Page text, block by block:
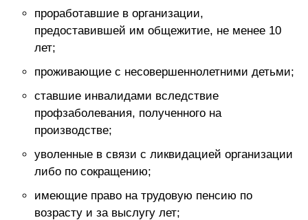
проработавшие в организации,
предоставившей им общежитие, не менее 10
лет;
проживающие с несовершеннолетними детьми;
ставшие инвалидами вследствие
профзаболевания, полученного на
производстве;
уволенные в связи с ликвидацией организации
либо по сокращению;
имеющие право на трудовую пенсию по
возрасту и за выслугу лет;